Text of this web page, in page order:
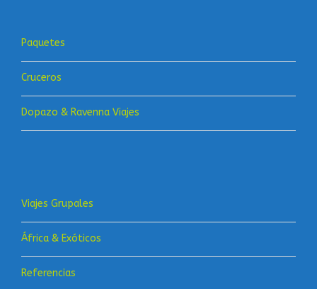
Paquetes
Cruceros
Dopazo & Ravenna Viajes
Viajes Grupales
África & Exóticos
Referencias